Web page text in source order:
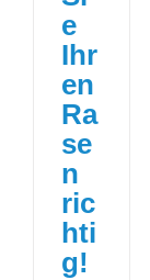
e
Ihr
en
Ra
se
n
ric
hti
g!